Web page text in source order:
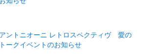
アントニオーニ レトロスペクティヴ 愛の
ークイベントのお知らせ